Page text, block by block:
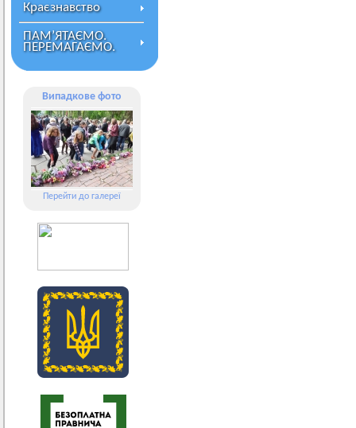
Краєзнавство
ПАМ’ЯТАЄМО.
ПЕРЕМАГАЄМО.
Випадкове фото
Перейти до галереї